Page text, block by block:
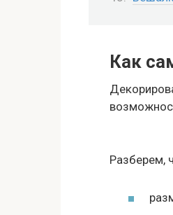
Как
Разберем,